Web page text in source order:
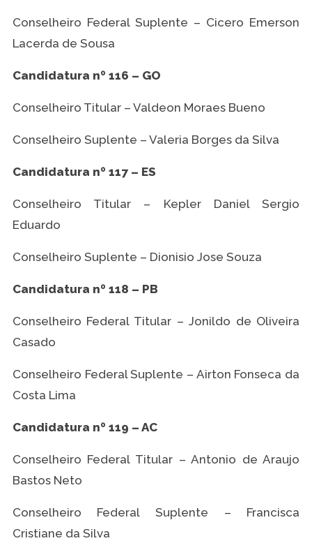
Conselheiro Federal Suplente – Cicero Emerson
Lacerda de Sousa
Candidatura nº 116 – GO
Conselheiro Titular – Valdeon Moraes Bueno
Conselheiro Suplente – Valeria Borges da Silva
Candidatura nº 117 – ES
Conselheiro Titular – Kepler Daniel Sergio
Eduardo
Conselheiro Suplente – Dionisio Jose Souza
Candidatura nº 118 – PB
Conselheiro Federal Titular – Jonildo de Oliveira
Casado
Conselheiro Federal Suplente – Airton Fonseca da
Costa Lima
Candidatura nº 119 – AC
Conselheiro Federal Titular – Antonio de Araujo
Bastos Neto
Conselheiro Federal Suplente – Francisca
Cristiane da Silva